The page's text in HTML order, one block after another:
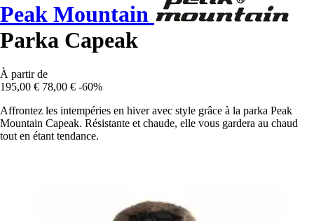
Peak Mountain
Parka Capeak
À partir de
195,00 € 78,00 € -60%
Affrontez les intempéries en hiver avec style grâce à la parka Peak
Mountain Capeak. Résistante et chaude, elle vous gardera au chaud
tout en étant tendance.